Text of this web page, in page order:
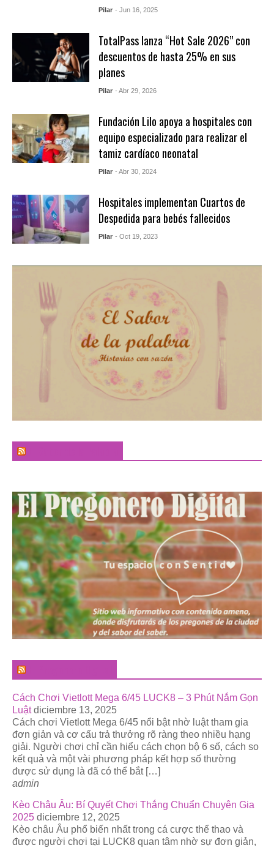
Pilar - Jun 16, 2025
TotalPass lanza “Hot Sale 2026” con
descuentos de hasta 25% en sus
planes
Pilar - Abr 29, 2026
Fundación Lilo apoya a hospitales con
equipo especializado para realizar el
tamiz cardíaco neonatal
Pilar - Abr 30, 2024
Hospitales implementan Cuartos de
Despedida para bebés fallecidos
Pilar - Oct 19, 2023
Cách Chơi Vietlott Mega 6/45 LUCK8 – 3 Phút Nắm Gọn
Luật diciembre 13, 2025
Cách chơi Vietlott Mega 6/45 nổi bật nhờ luật tham gia
đơn giản và cơ cấu trả thưởng rõ ràng theo nhiều hạng
giải. Người chơi chỉ cần hiểu cách chọn bộ 6 số, cách so
kết quả và một vài phương pháp kết hợp số thường
được sử dụng là đã có thể bắt […]
admin
Kèo Châu Âu: Bí Quyết Chơi Thắng Chuẩn Chuyên Gia
2025 diciembre 12, 2025
Kèo châu Âu phổ biến nhất trong cá cược thể thao và
được người chơi tại LUCK8 quan tâm nhờ sự đơn giản,